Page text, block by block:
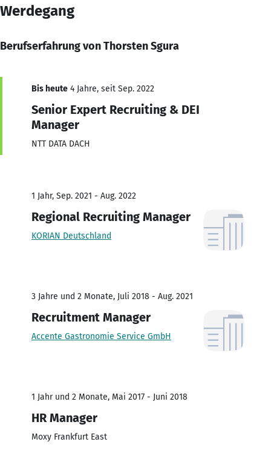
Werdegang
Berufserfahrung von Thorsten Sgura
Bis heute 4 Jahre, seit Sep. 2022
Senior Expert Recruiting & DEI
Manager
NTT DATA DACH
1 Jahr, Sep. 2021 - Aug. 2022
Regional Recruiting Manager
KORIAN Deutschland
3 Jahre und 2 Monate, Juli 2018 - Aug. 2021
Recruitment Manager
Accente Gastronomie Service GmbH
1 Jahr und 2 Monate, Mai 2017 - Juni 2018
HR Manager
Moxy Frankfurt East